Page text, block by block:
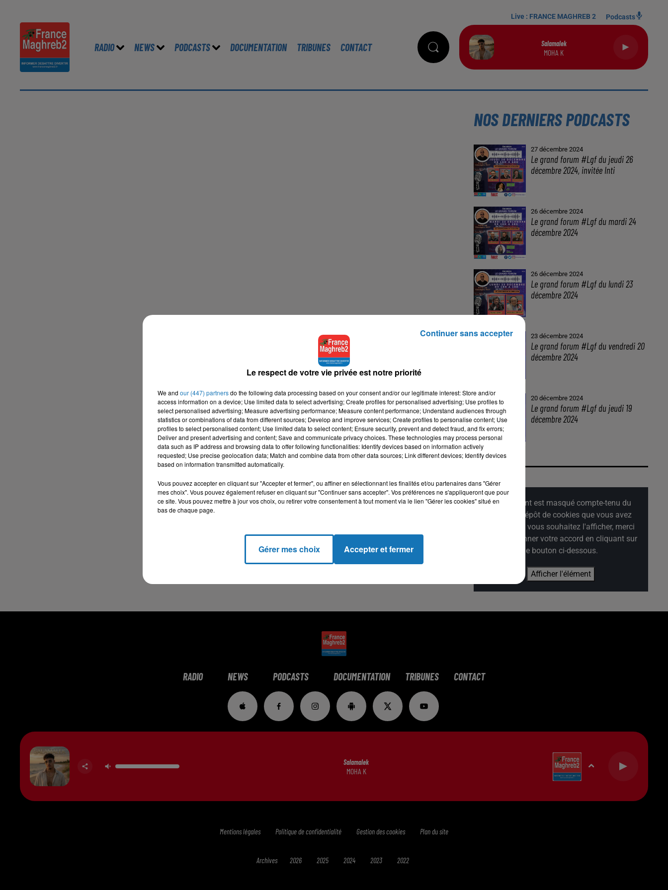
RADIO NEWS PODCASTS DOCUMENTATION TRIBUNES CONTACT
Live : FRANCE MAGHREB 2 Podcasts
Salamalek
MOHA K
NOS DERNIERS PODCASTS
27 décembre 2024
Le grand forum #Lgf du jeudi 26
décembre 2024, invitée Inti
26 décembre 2024
Le grand forum #Lgf du mardi 24
décembre 2024
26 décembre 2024
Le grand forum #Lgf du lundi 23
décembre 2024
23 décembre 2024
Le grand forum #Lgf du vendredi 20
décembre 2024
20 décembre 2024
Le grand forum #Lgf du jeudi 19
décembre 2024
Cet élément est masqué compte-tenu du
refus du dépôt de cookies que vous avez
exprimé. Si vous souhaitez l'afficher, merci
de nous donner votre accord en cliquant sur
le bouton ci-dessous.
Afficher l'élément
RADIO NEWS PODCASTS DOCUMENTATION TRIBUNES CONTACT
Salamalek
MOHA K
Mentions légales Politique de confidentialité Gestion des cookies Plan du site
Archives 2026 2025 2024 2023 2022
Le respect de votre vie privée est notre priorité
We and our (447) partnersdo the following data processing based on your consent and/or our legitimate interest: Store and/or
access information on a device; Use limited data to select advertising; Create profiles for personalised advertising; Use profiles to
select personalised advertising; Measure advertising performance; Measure content performance; Understand audiences through
statistics or combinations of data from different sources; Develop and improve services; Create profiles to personalise content; Use
profiles to select personalised content; Use limited data to select content; Ensure security, prevent and detect fraud, and fix errors;
Deliver and present advertising and content; Save and communicate privacy choices. These technologies may process personal
data such as IP address and browsing data to offer following functionalities: Identify devices based on information actively
requested; Use precise geolocation data; Match and combine data from other data sources; Link different devices; Identify devices
based on information transmitted automatically.
Vous pouvez accepter en cliquant sur "Accepter et fermer", ou affiner en sélectionnant les finalités et/ou partenaires dans "Gérer
mes choix". Vous pouvez également refuser en cliquant sur "Continuer sans accepter". Vos préférences ne s'appliqueront que pour
ce site. Vous pouvez mettre à jour vos choix, ou retirer votre consentement à tout moment via le lien "Gérer les cookies" situé en
bas de chaque page.
Gérer mes choix Accepter et fermer
Continuer sans accepter